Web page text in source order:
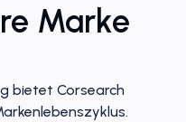
Marke
bietet Corsearch